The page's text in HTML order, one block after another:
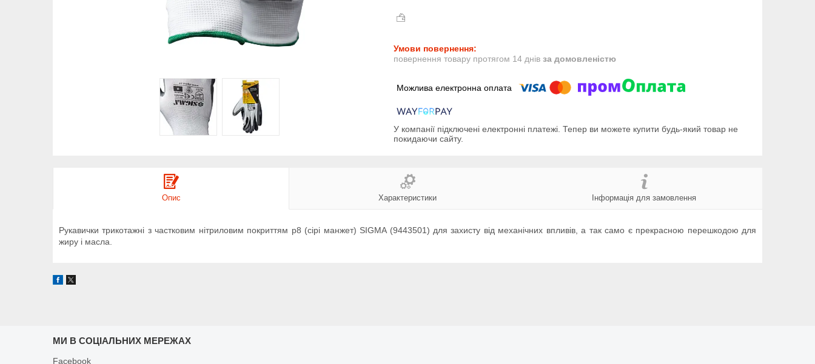
повернення товару протягом 14 днів за домовленістю
У компанії підключені електронні платежі. Тепер ви можете купити будь-який товар не
покидаючи сайту.
Опис Характеристики Інформація для замовлення
Рукавички трикотажні з частковим нітриловим покриттям р8 (сірі манжет) SIGMA (9443501) для захисту від механічних впливів, а так само є прекрасною перешкодою для
жиру і масла.
МИ В СОЦІАЛЬНИХ МЕРЕЖАХ
Facebook